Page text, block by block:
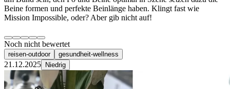
Beine formen und perfekte Beinlänge haben. Klingt fast wie
Mission Impossible, oder? Aber gib nicht auf!
Noch nicht bewertet
reisen-outdoor gesundheit-wellness
21.12.2025 Niedrig